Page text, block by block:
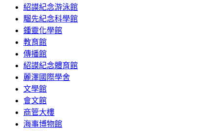
紹謨紀念游泳館
騮先紀念科學館
鍾靈化學館
教育館
傳播館
紹謨紀念體育館
麗澤國際學舍
文學館
會文館
商管大樓
海事博物館